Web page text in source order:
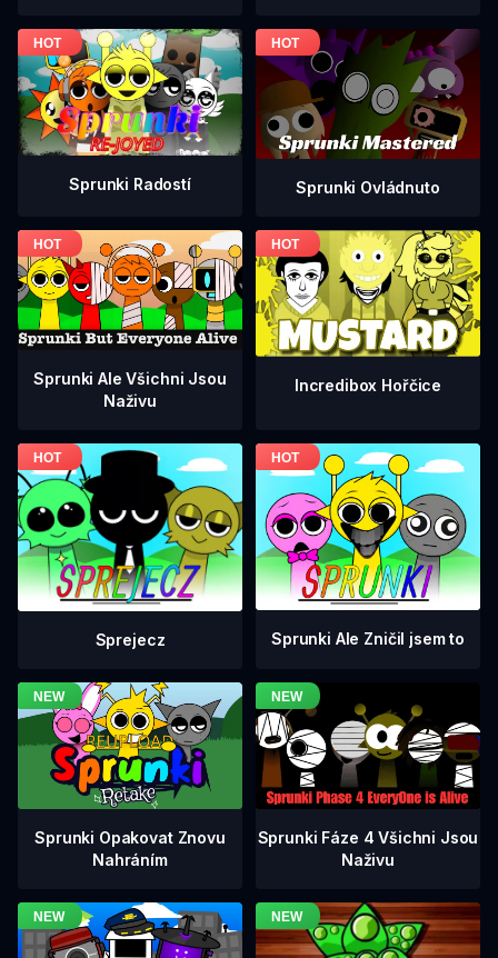
Sprunki Radostí Sprunki Ovládnuto
Sprunki Ale Všichni Jsou
Naživu
Incredibox Hořčice
Sprejecz Sprunki Ale Zničil jsem to
Sprunki Opakovat Znovu
Nahráním
Sprunki Fáze 4 Všichni Jsou
Naživu